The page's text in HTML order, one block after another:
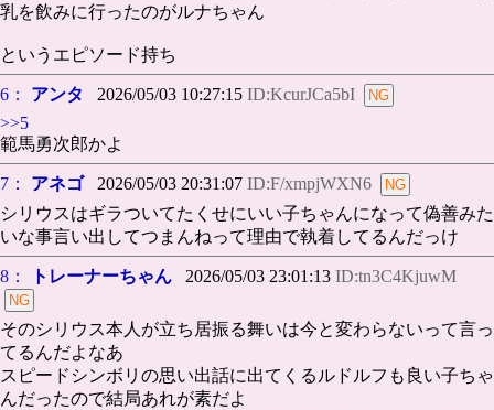
乳を飲みに行ったのがルナちゃん
というエピソード持ち
6： アンタ 2026/05/03 10:27:15 ID:KcurJCa5bI
>>5
範馬勇次郎かよ
7： アネゴ2026/05/03 20:31:07 ID:F/xmpjWXN6
シリウスはギラついてたくせにいい子ちゃんになって偽善みた
いな事言い出してつまんねって理由で執着してるんだっけ
8： トレーナーちゃん 2026/05/03 23:01:13 ID:tn3C4KjuwM
そのシリウス本人が立ち居振る舞いは今と変わらないって言っ
てるんだよなあ
スピードシンボリの思い出話に出てくるルドルフも良い子ちゃ
んだったので結局あれが素だよ